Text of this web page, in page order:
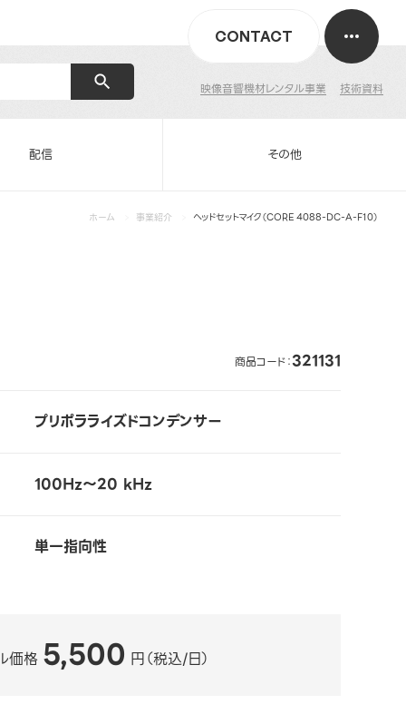
映像音響機材レンタル事業 技術資料
CONTACT
配信 その他
ホーム 事業紹介 ヘッドセットマイク（CORE 4088-DC-A-F10）
商品コード：321131
プリポラライズドコンデンサー
100Hz～20 kHz
単一指向性
価格 5,500 円（税込/日）